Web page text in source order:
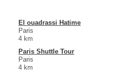
El ouadrassi Hatime
Paris
4 km
Paris Shuttle Tour
Paris
4 km